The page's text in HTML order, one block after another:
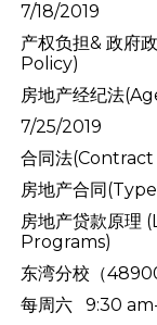
7/18/2019
产权负担& 政
Policy)
房地产经纪法
7/25/2019
合同法(Contract
房地产合同
房地产贷款原
Programs)
东湾分校 （
每周六 9:30